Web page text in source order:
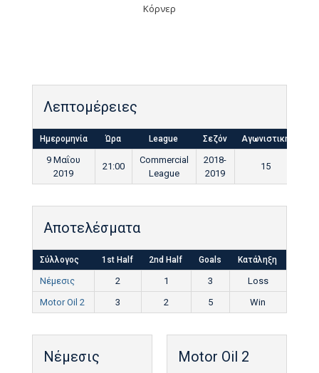
Κόρνερ
Λεπτομέρειες
Ημερομηνία Ώρα League Σεζόν Αγωνιστική
9 Μαΐου
2019
21:00
Commercial
League
2018-
2019
15
Αποτελέσματα
Σύλλογος 1st Half 2nd Half Goals Κατάληξη
Νέμεσις 2 1 3
Loss
Motor Oil 2
3 2 5 Win
Νέμεσις Motor Oil 2